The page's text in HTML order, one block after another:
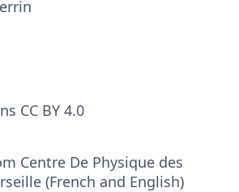
CC BY 4.0
Centre De Physique des
(French and English)